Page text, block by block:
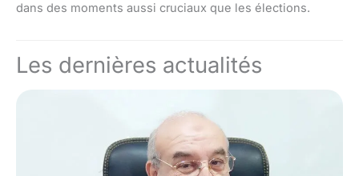
dans des moments aussi cruciaux que les élections.
Les dernières actualités